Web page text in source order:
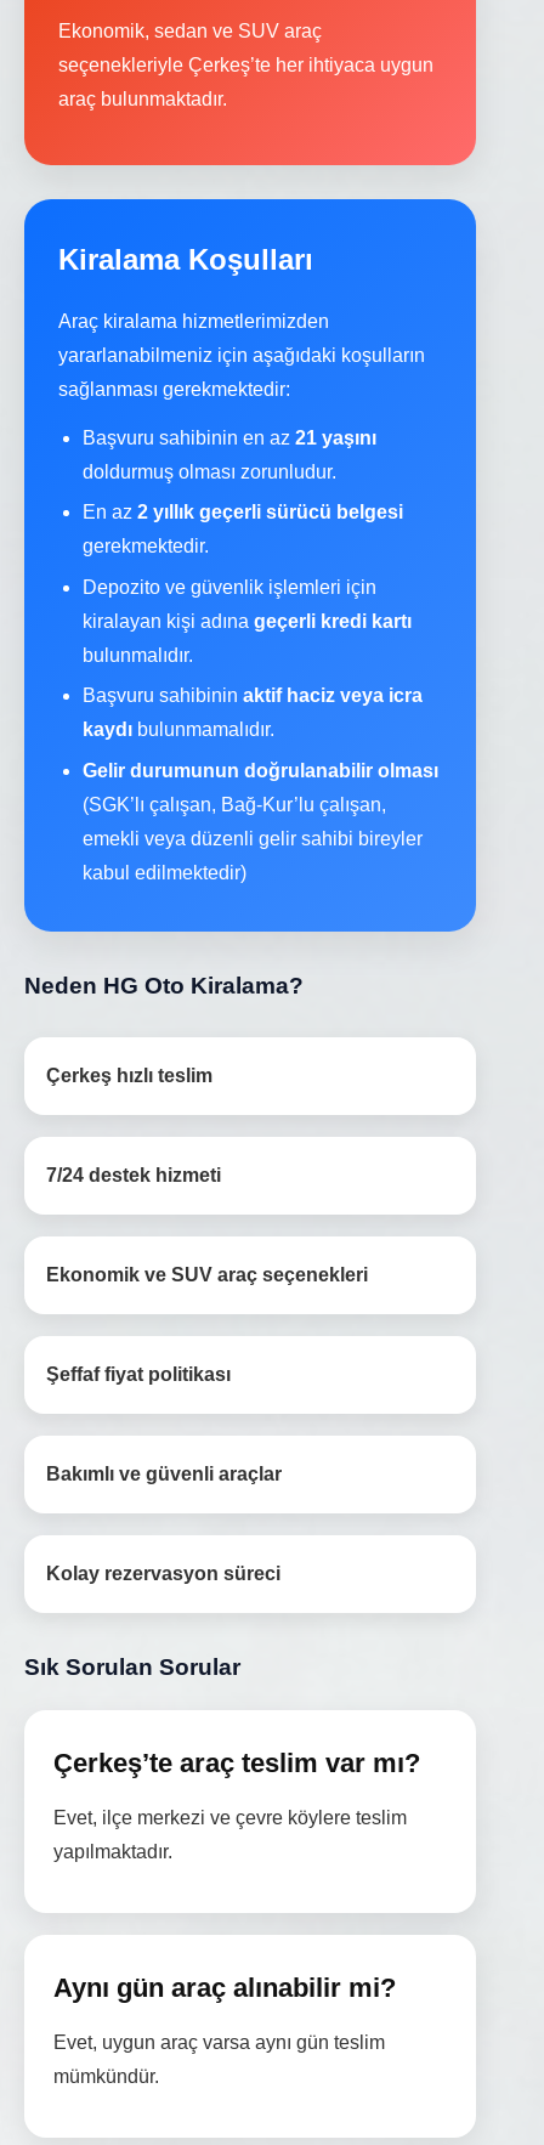
Ekonomik, sedan ve SUV araç
seçenekleriyle Çerkeş’te her ihtiyaca uygun
araç bulunmaktadır.
Kiralama Koşulları
Araç kiralama hizmetlerimizden
yararlanabilmeniz için aşağıdaki koşulların
sağlanması gerekmektedir:
Başvuru sahibinin en az 21 yaşını
doldurmuş olması zorunludur.
En az 2 yıllık geçerli sürücü belgesi
gerekmektedir.
Depozito ve güvenlik işlemleri için
kiralayan kişi adına geçerli kredi kartı
bulunmalıdır.
Başvuru sahibinin aktif haciz veya icra
kaydı bulunmamalıdır.
Gelir durumunun doğrulanabilir olması
(SGK’lı çalışan, Bağ-Kur’lu çalışan,
emekli veya düzenli gelir sahibi bireyler
kabul edilmektedir)
Neden HG Oto Kiralama?
Çerkeş hızlı teslim
7/24 destek hizmeti
Ekonomik ve SUV araç seçenekleri
Şeffaf fiyat politikası
Bakımlı ve güvenli araçlar
Kolay rezervasyon süreci
Sık Sorulan Sorular
Çerkeş’te araç teslim var mı?
Evet, ilçe merkezi ve çevre köylere teslim
yapılmaktadır.
Aynı gün araç alınabilir mi?
Evet, uygun araç varsa aynı gün teslim
mümkündür.